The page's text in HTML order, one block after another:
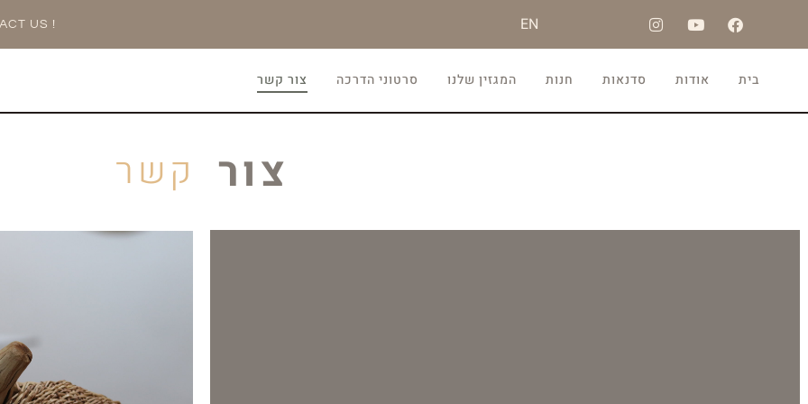
EN
US !
בית אודות סדנאות חנות המגזין שלנו סרטוני הדרכה צור קשר
צור קשר